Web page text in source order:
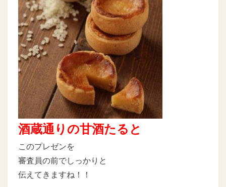
酒蔵通りの甘酒たると
このプレゼンを
審査員の前でしっかりと
伝えてきますね！！